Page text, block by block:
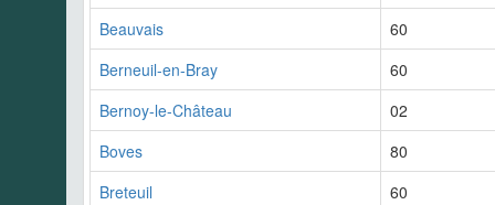
Beauvais
60
Berneuil-en-Bray
60
Bernoy-le-Château
02
Boves
80
Breteuil
60